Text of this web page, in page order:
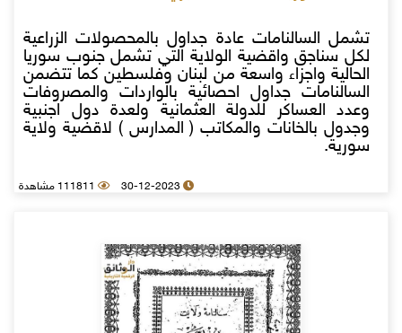
تشمل السالنامات عادة جداول بالمحصولات الزراعية
لكل سناجق واقضية الولاية التي تشمل جنوب سوريا
الحالية واجزاء واسعة من لبنان وفلسطين كما تتضمن
السالنامات جداول احصائية بالواردات والمصروفات
وعدد العساكر للدولة العثمانية ولعدة دول اجنبية
وجدول بالخانات والمكاتب ( المدارس ) لاقضية ولاية
سورية.
30-12-2023 111811 مشاهدة